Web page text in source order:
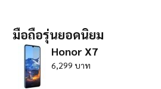
มือถือรุ่นยอดนิยม
Honor X7
6,299 บาท